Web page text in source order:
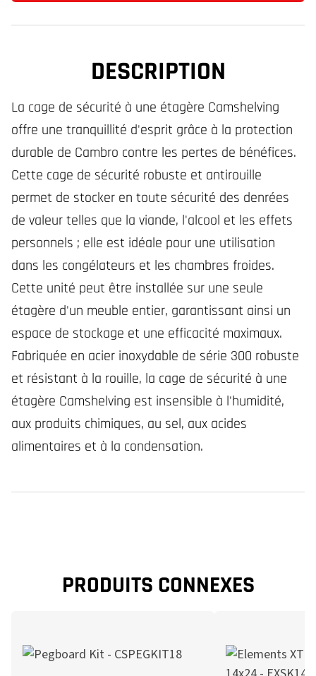
DESCRIPTION
La cage de sécurité à une étagère Camshelving
offre une tranquillité d'esprit grâce à la protection
durable de Cambro contre les pertes de bénéfices.
Cette cage de sécurité robuste et antirouille
permet de stocker en toute sécurité des denrées
de valeur telles que la viande, l'alcool et les effets
personnels ; elle est idéale pour une utilisation
dans les congélateurs et les chambres froides.
Cette unité peut être installée sur une seule
étagère d'un meuble entier, garantissant ainsi un
espace de stockage et une efficacité maximaux.
Fabriquée en acier inoxydable de série 300 robuste
et résistant à la rouille, la cage de sécurité à une
étagère Camshelving est insensible à l'humidité,
aux produits chimiques, au sel, aux acides
alimentaires et à la condensation.
PRODUITS CONNEXES